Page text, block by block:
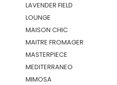
LAVENDER FIELD
LOUNGE
MAISON CHIC
MAITRE FROMAGER
MASTERPIECE
MEDITERRANEO
MIMOSA